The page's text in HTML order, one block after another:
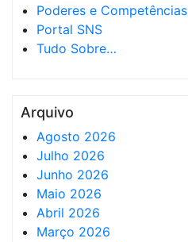
Poderes e Competências
Portal SNS
Tudo Sobre…
Arquivo
Agosto 2026
Julho 2026
Junho 2026
Maio 2026
Abril 2026
Março 2026